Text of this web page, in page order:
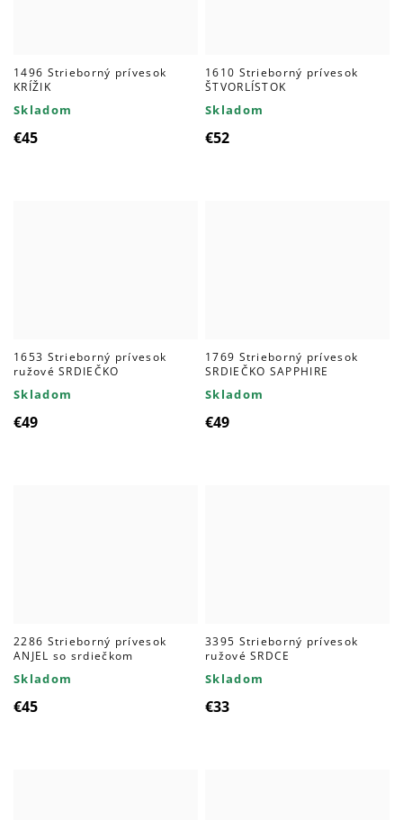
1496 Strieborný prívesok
KRÍŽIK
Skladom
€45
1610 Strieborný prívesok
ŠTVORLÍSTOK
Skladom
€52
1653 Strieborný prívesok
ružové SRDIEČKO
Skladom
€49
1769 Strieborný prívesok
SRDIEČKO SAPPHIRE
Skladom
€49
2286 Strieborný prívesok
ANJEL so srdiečkom
Skladom
€45
3395 Strieborný prívesok
ružové SRDCE
Skladom
€33